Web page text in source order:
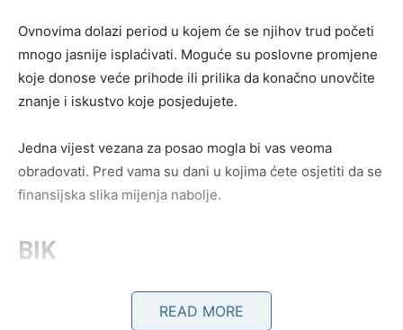
Ovnovima dolazi period u kojem će se njihov trud početi
mnogo jasnije isplaćivati. Moguće su poslovne promjene
koje donose veće prihode ili prilika da konačno unovčite
znanje i iskustvo koje posjedujete.
Jedna vijest vezana za posao mogla bi vas veoma
obradovati. Pred vama su dani u kojima ćete osjetiti da se
finansijska slika mijenja nabolje.
BIK
Bikovi su među znakovima kojima zvijezde donose dugo
očekivanu stabilnost. Poslije perioda neizvjesnosti, dolazi
READ MORE